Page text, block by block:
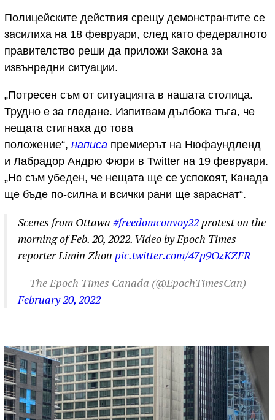
Полицейските действия срещу демонстрантите се
засилиха на 18 февруари, след като федералното
правителство реши да приложи Закона за
извънредни ситуации.
„Потресен съм от ситуацията в нашата столица.
Трудно е за гледане. Изпитвам дълбока тъга, че
нещата стигнаха до това
положение“, написа премиерът на Нюфаундленд
и Лабрадор Андрю Фюри в Twitter на 19 февруари.
„Но съм убеден, че нещата ще се успокоят, Канада
ще бъде по-силна и всички рани ще зараснат“.
Scenes from Ottawa #freedomconvoy22protest on the
morning of Feb. 20, 2022. Video by Epoch Times
reporter Limin Zhou pic.twitter.com/47p9OzKZFR
— The Epoch Times Canada (@EpochTimesCan)
February 20, 2022